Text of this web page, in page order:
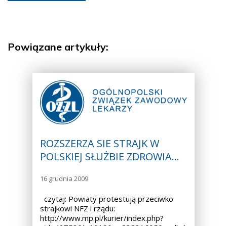
Powiązane artykuły:
ROZSZERZA SIE STRAJK W
POLSKIEJ SŁUŻBIE ZDROWIA…
16 grudnia 2009
czytaj: Powiaty protestują przeciwko
strajkowi NFZ i rządu:
http://www.mp.pl/kurier/index.php?